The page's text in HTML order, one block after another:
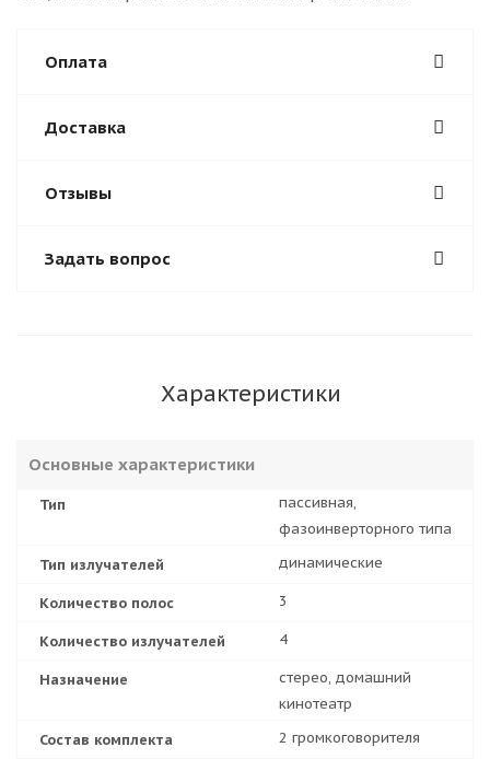
Оплата
Доставка
Отзывы
Задать вопрос
Характеристики
Основные характеристики
Тип
пассивная,
фазоинверторного типа
Тип излучателей
динамические
Количество полос 3
Количество излучателей 4
Назначение
стерео, домашний
кинотеатр
Состав комплекта
2 громкоговорителя